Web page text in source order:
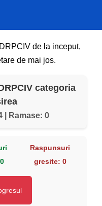
de la inceput,
de mai jos.
categoria
| Ramase: 0
0
Raspunsuri
gresite: 0